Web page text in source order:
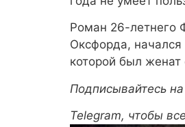
Роман 26-летнего
Оксфорда, начался
которой был женат
Подписывайтесь
Telegram, чтобы